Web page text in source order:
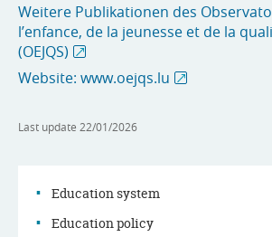
Weitere Publikationen des
l’enfance, de la jeunesse et de la
(OEJQS)
Website: www.oejqs.lu
Last update 22/01/2026
Education system
Education policy